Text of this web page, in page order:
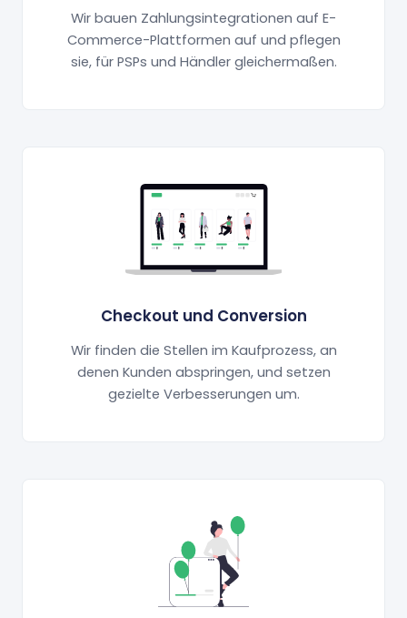
Wir bauen Zahlungsintegrationen auf E-
Commerce-Plattformen auf und pflegen
sie, für PSPs und Händler gleichermaßen.
Checkout und Conversion
Wir finden die Stellen im Kaufprozess, an
denen Kunden abspringen, und setzen
gezielte Verbesserungen um.